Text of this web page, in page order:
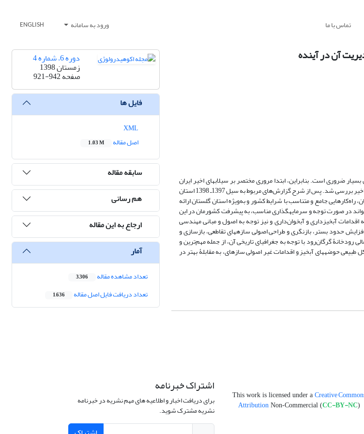
تماس با ما ورود به سامانه ENGLISH
1398، بررسی و ریشه‏یابی ابعاد مختلف آن بسیار ضروری است. بنابراین، ‌ابتدا مروری مختصر بر سیلاب‏های اخیر ایران
صورت گرفت و پس از شرح مشخصات و جانمایی حوضۀ آبخیز گرگان‌رود، سیل‏های استان گلستان در دو دهۀ اخیر بررسی شد. پس از شرح گزارش‌های مربوط به سیل 1397ـ 1398 استان
جامع و متناسب با شرایط کشور و به‌ویژه استان گلستان ارائه
در صورت توجه و سرمایه‏گذاری مناسب، به پیشرفت کشورمان در این
آبخیزداری و آبخوان‌داری و نیز توجه به اصول و مبانی مهندسی
حدود بستر، بازنگری و طراحی اصولی سازه‏های تقاطعی، بازسازی و
رودخانۀ گرگان‌رود با توجه به جغرافیای تاریخی آن، از جمله مهم‌ترین و
حوضه‏های آبخیز و اقدامات غیر اصولی سازه‏ای، به مقابلۀ بهتر در
دوره 6، شماره 4
زمستان 1398
صفحه921-942
فایل ها
اصل مقاله
1.03 M
سابقه مقاله
هم رسانی
ارجاع به این مقاله
آمار
تعداد مشاهده مقاله 3,306
تعداد دریافت فایل اصل مقاله 1,636
This work is licensed under a Creative
AttributionNon-Commercial (CC-BY-NC)
اشتراک خبرنامه
برای دریافت اخبار و اطلاعیه های مهم نشریه در خبرنامه
نشریه مشترک شوید.